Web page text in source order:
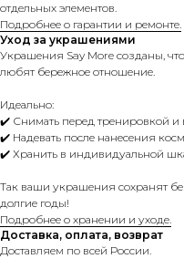
отдельных элементов.
Подробнее о гарантии и ремонте.
Уход за украшениями
Украшения Say More созданы,
любят бережное отношение.
Идеально:
✔️ Снимать перед тренировкой
✔️ Надевать после нанесения
✔️ Хранить в индивидуальной
Так ваши украшения сохранят
долгие годы!
Подробнее о хранении и уходе.
Доставка, оплата, возврат
Доставляем по всей России.